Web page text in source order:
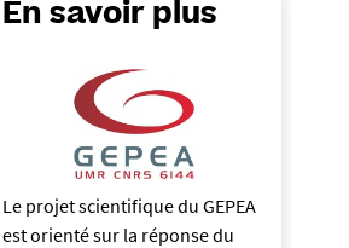
En savoir plus
Le projet scientifique du GEPEA
est orienté sur la réponse du